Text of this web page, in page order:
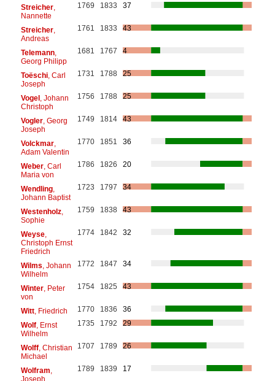
Streicher,
Nannette
1769 1833 37
Streicher,
Andreas
1761 1833 43
Telemann,
Georg Philipp
1681 1767 4
Toëschi, Carl
Joseph
1731 1788 25
Vogel, Johann
Christoph
1756 1788 25
Vogler, Georg
Joseph
1749 1814 43
Volckmar,
Adam Valentin
1770 1851 36
Weber, Carl
Maria von
1786 1826 20
Wendling,
Johann Baptist
1723 1797 34
Westenholz,
Sophie
1759 1838 43
Weyse,
Christoph Ernst
Friedrich
1774 1842 32
Wilms , Johann
Wilhelm
1772 1847 34
Winter, Peter
von
1754 1825 43
Witt, Friedrich 1770 1836
36
Wolf, Ernst
Wilhelm
1735 1792 29
Wolff, Christian
Michael
1707 1789 26
Wolfram
Joseph
1789 1839 17